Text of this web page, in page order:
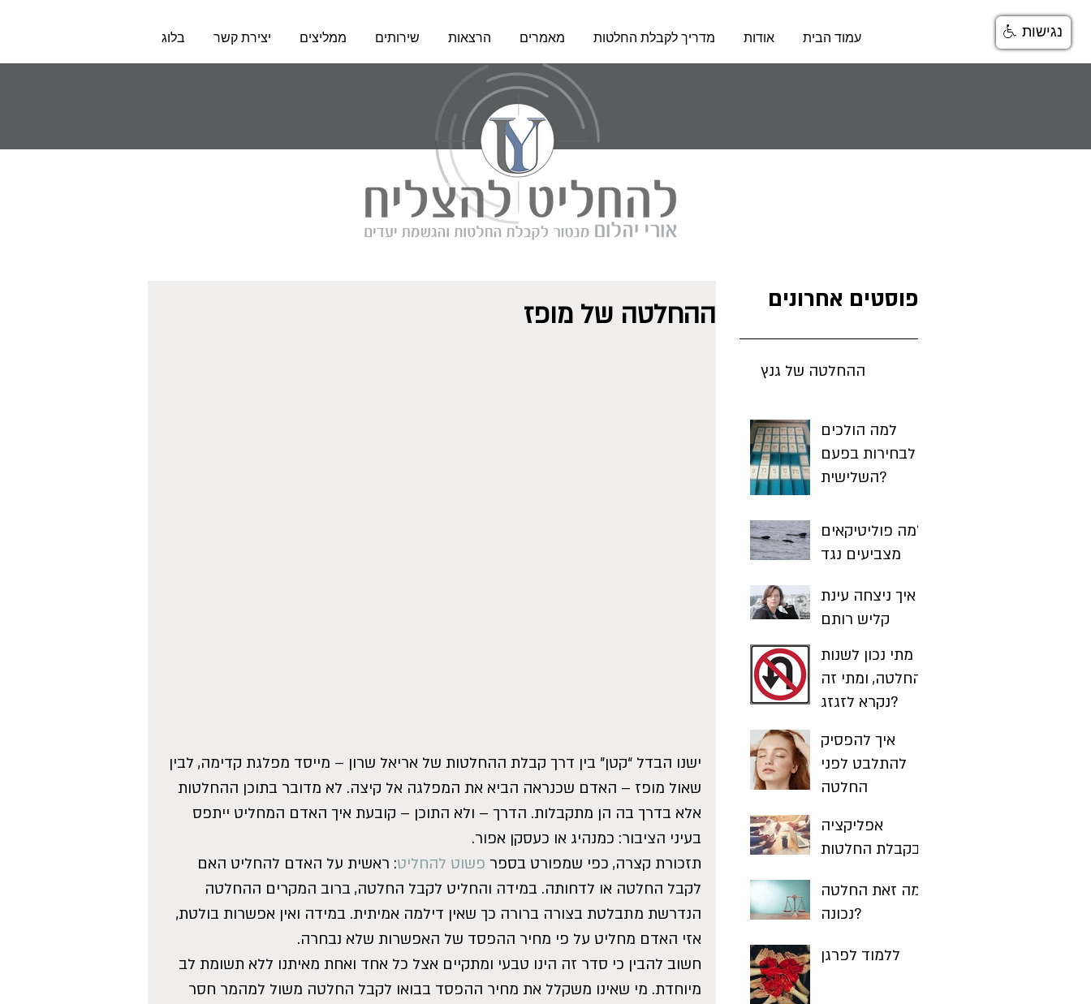
עמוד הבית אודות מדריך לקבלת החלטות מאמרים הרצאות שירותים ממליצים יצירת קשר בלוג
ההחלטה של מופז
ישנו הבדל “קטן” בין דרך קבלת ההחלטות של אריאל שרון – מייסד מפלגת קדימה, לבין
שאול מופז – האדם שכנראה הביא את המפלגה אל קיצה. לא מדובר בתוכן ההחלטות
אלא בדרך בה הן מתקבלות. הדרך – ולא התוכן – קובעת איך האדם המחליט ייתפס
בעיני הציבור: כמנהיג או כעסקן אפור.
תזכורת קצרה, כפי שמפורט בספר פשוט להחליט: ראשית על האדם להחליט האם
לקבל החלטה או לדחותה. במידה והחליט לקבל החלטה, ברוב המקרים ההחלטה
הנדרשת מתבלטת בצורה ברורה כך שאין דילמה אמיתית. במידה ואין אפשרות בולטת,
אזי האדם מחליט על פי מחיר ההפסד של האפשרות שלא נבחרה.
חשוב להבין כי סדר זה הינו טבעי ומתקיים אצל כל אחד ואחת מאיתנו ללא תשומת לב
מיוחדת. מי שאינו משקלל את מחיר ההפסד בבואו לקבל החלטה משול למהמר חסר
פוסטים אחרונים
ההחלטה של גנץ
למה הולכים
לבחירות בפעם
השלישית?
למה פוליטיקאים
מצביעים נגד
קשור ליכולת
שלך להשיג
יעדים?
איך ניצחה עינת
קליש רותם
מתי נכון לשנות
החלטה, ומתי זה
נקרא לזגזג?
איך להפסיק
להתלבט לפני
החלטה
אפליקציה
בקבלת החלטות
מה זאת החלטה
נכונה?
ללמוד לפרגן
נגישות